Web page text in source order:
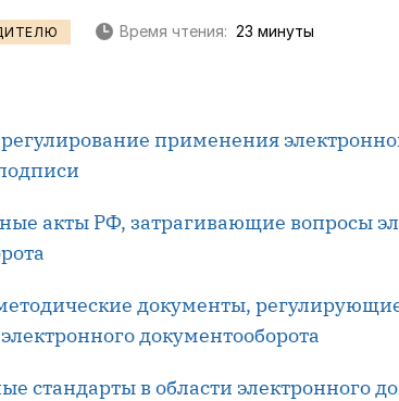
Время чтения: 23 минуты
применения
акты РФ, затрагивающие вопросы
документы,
документооборота
стандарты в области электронного